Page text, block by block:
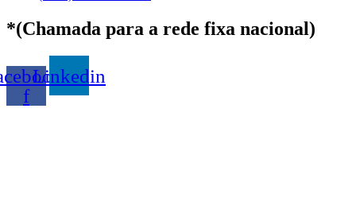
*(Chamada para a rede fixa nacional)
f
Linkedin